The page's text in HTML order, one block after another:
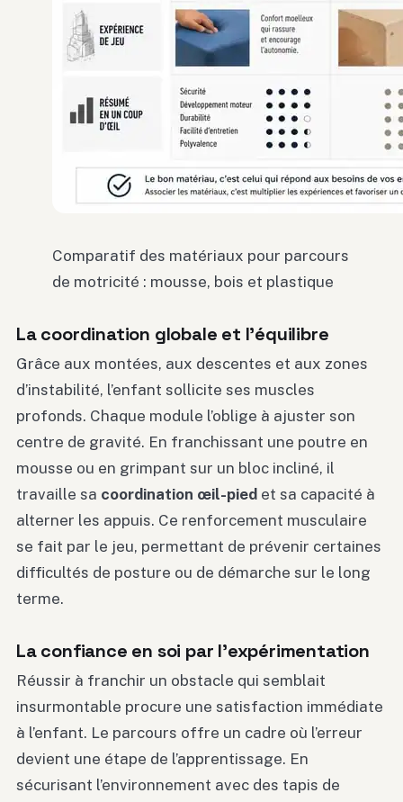
Comparatif des matériaux pour parcours
de motricité : mousse, bois et plastique
La coordination globale et l’équilibre
Grâce aux montées, aux descentes et aux zones
d’instabilité, l’enfant sollicite ses muscles
profonds. Chaque module l’oblige à ajuster son
centre de gravité. En franchissant une poutre en
mousse ou en grimpant sur un bloc incliné, il
travaille sa coordination œil-pied et sa capacité à
alterner les appuis. Ce renforcement musculaire
se fait par le jeu, permettant de prévenir certaines
difficultés de posture ou de démarche sur le long
terme.
La confiance en soi par l’expérimentation
Réussir à franchir un obstacle qui semblait
insurmontable procure une satisfaction immédiate
à l’enfant. Le parcours offre un cadre où l’erreur
devient une étape de l’apprentissage. En
sécurisant l’environnement avec des tapis de